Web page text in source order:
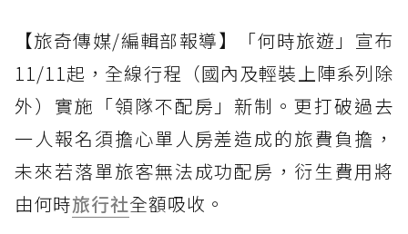
【旅奇傳媒/編輯部報導】「何時旅遊」宣布
11/11起，全線行程（國內及輕裝上陣系列除
外）實施「領隊不配房」新制。更打破過去
一人報名須擔心單人房差造成的旅費負擔，
未來若落單旅客無法成功配房，衍生費用將
由何時旅行社全額吸收。